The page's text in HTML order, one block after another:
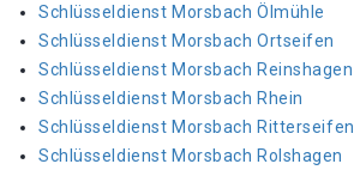
Schlüsseldienst Morsbach Ölmühle
Schlüsseldienst Morsbach Ortseifen
Schlüsseldienst Morsbach Reinshagen
Schlüsseldienst Morsbach Rhein
Schlüsseldienst Morsbach Ritterseifen
Schlüsseldienst Morsbach Rolshagen